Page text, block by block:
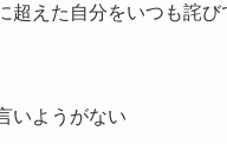
超えた自分をいつも詫び
いようがない